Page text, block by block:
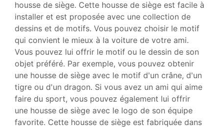
housse de siège. Cette housse de siège est facile à
installer et est proposée avec une collection de
dessins et de motifs. Vous pouvez choisir le motif
qui convient le mieux à la voiture de votre ami.
Vous pouvez lui offrir le motif ou le dessin de son
objet préféré. Par exemple, vous pouvez obtenir
une housse de siège avec le motif d'un crâne, d'un
tigre ou d'un dragon. Si vous avez un ami qui aime
faire du sport, vous pouvez également lui offrir
une housse de siège avec le logo de son équipe
favorite. Cette housse de siège est fabriquée dans